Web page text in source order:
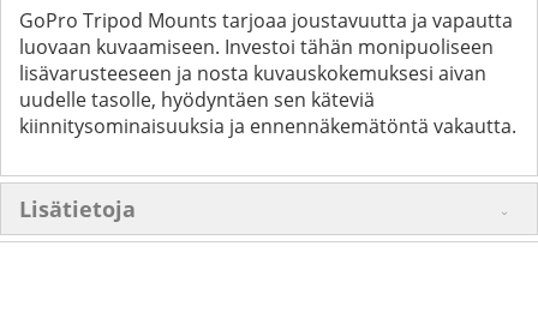
GoPro Tripod Mounts tarjoaa joustavuutta ja vapautta
luovaan kuvaamiseen. Investoi tähän monipuoliseen
lisävarusteeseen ja nosta kuvauskokemuksesi aivan
uudelle tasolle, hyödyntäen sen käteviä
kiinnitysominaisuuksia ja ennennäkemätöntä vakautta.
Lisätietoja